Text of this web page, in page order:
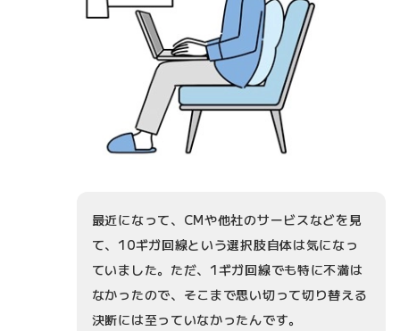
最近になって、CMや他社のサービスなどを見
て、10ギガ回線という選択肢自体は気になっ
ていました。ただ、1ギガ回線でも特に不満は
なかったので、そこまで思い切って切り替える
決断には至っていなかったんです。